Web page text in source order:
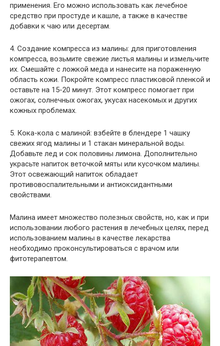
применения. Его можно использовать как лечебное
средство при простуде и кашле, а также в качестве
добавки к чаю или десертам.
4. Создание компресса из малины: для приготовления
компресса, возьмите свежие листья малины и измельчите
их. Смешайте с ложкой меда и нанесите на пораженную
область кожи. Покройте компресс пластиковой пленкой и
оставьте на 15-20 минут. Этот компресс помогает при
ожогах, солнечных ожогах, укусах насекомых и других
кожных проблемах.
5. Кока-кола с малиной: взбейте в блендере 1 чашку
свежих ягод малины и 1 стакан минеральной воды.
Добавьте лед и сок половины лимона. Дополнительно
украсьте напиток веточкой мяты или кусочком малины.
Этот освежающий напиток обладает
противовоспалительными и антиоксидантными
свойствами.
Малина имеет множество полезных свойств, но, как и при
использовании любого растения в лечебных целях, перед
использованием малины в качестве лекарства
необходимо проконсультироваться с врачом или
фитотерапевтом.